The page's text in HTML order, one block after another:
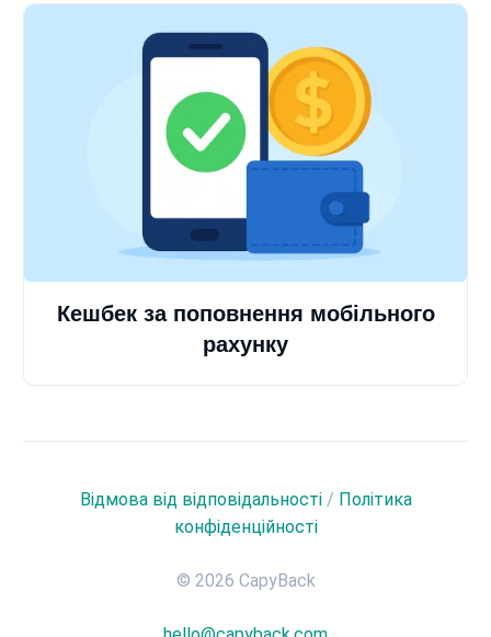
Кешбек за поповнення мобільного
рахунку
Відмова від відповідальності/ Політика
конфіденційності
© 2026 CapyBack